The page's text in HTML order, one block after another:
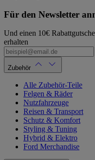
Für den Newsletter
Und einen 10€
erhalten
Zubehör
Alle Zubehör-Teile
Felgen & Räder
Nutzfahrzeuge
Reisen & Transport
Schutz & Komfort
Styling & Tuning
Hybrid & Elektro
Ford Merchandise